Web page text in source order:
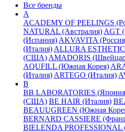
Все бренды
A
ACADEMY OF PEELINGS
NATURAL (Австралия) AGT
(Испания) AKVAVITA
(Италия) ALLURA
(США) AMADORIS
AQUFILL (Южная Корея)
(Италия) ARTEGO (Италия)
B
BB LABORATORIES
(США) BE HAIR (Италия)
BEAUUGREEN (Южная
BERNARD CASSIERE
BIELENDA PROFESSIONAL